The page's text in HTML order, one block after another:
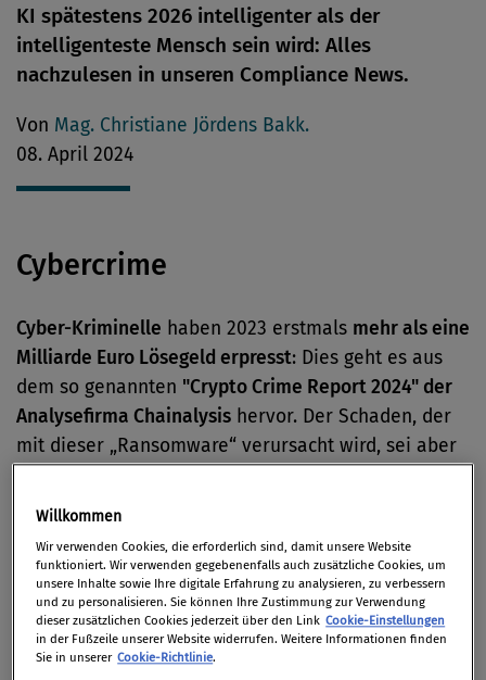
KI spätestens 2026 intelligenter als der
intelligenteste Mensch sein wird: Alles
nachzulesen in unseren Compliance News.
Von Mag. Christiane Jördens Bakk.
08. April 2024
Cybercrime
Cyber-Kriminelle haben 2023 erstmals mehr als eine
Milliarde Euro Lösegeld erpresst: Dies geht es aus
dem so genannten "Crypto Crime Report 2024" der
Analysefirma Chainalysis hervor. Der Schaden, der
mit dieser „Ransomware“ verursacht wird, sei aber
lediglich geleistete Lösegeldzahlungen, jedoch nicht
Produktivitätsverlusten und Reparaturkosten rund
um Angriffe, so ein aktueller Bericht derPresse.
Obwohl die Lösegeldzahlungen in Verbindung mit
Erpressungssoftware gestiegen sind, besagt der
Willkommen
Wir verwenden Cookies, die erforderlich sind, damit unsere Website
funktioniert. Wir verwenden gegebenenfalls auch zusätzliche Cookies, um
unsere Inhalte sowie Ihre digitale Erfahrung zu analysieren, zu verbessern
und zu personalisieren. Sie können Ihre Zustimmung zur Verwendung
dieser zusätzlichen Cookies jederzeit über den Link Cookie-Einstellungen
in der Fußzeile unserer Website widerrufen. Weitere Informationen finden
Sie in unserer Cookie-Richtlinie.